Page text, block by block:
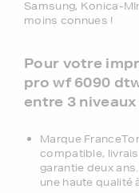
Samsung, Konica-
moins connues !
Pour votre
pro wf 6090
entre 3
Marque
compatible,
garantie deux
une haute qualité